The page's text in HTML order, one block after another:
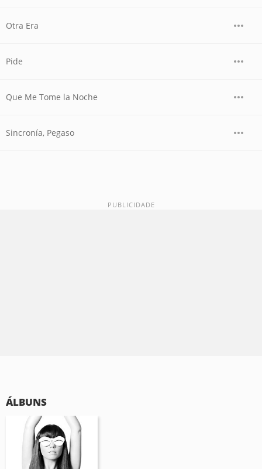
Otra Era
Pide
Que Me Tome la Noche
Sincronía, Pegaso
ÁLBUNS